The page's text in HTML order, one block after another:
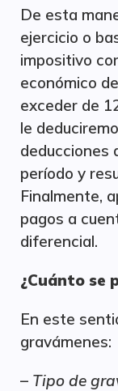
De esta
ejercicio o
impositivo
económico
exceder de
le
deducciones
período y
Finalmente,
pagos a
diferencial.
¿Cuánto se
En este
gravámenes:
– Tipo de